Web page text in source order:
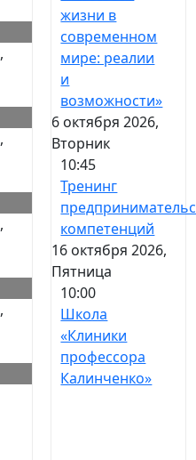
,
,
,
,
жизни в
современном
мире: реалии
и
возможности»
6 октября 2026,
Вторник
10:45
Тренинг
компетенций
16 октября 2026,
Пятница
10:00
Школа
«Клиники
профессора
Калинченко»